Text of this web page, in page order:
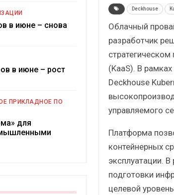
Deckhouse
Облачный
разработчик
стратегическом
(KaaS). В
Deckhouse
управляемого
Платформа
контейнерных
эксплуатации.
подготовки
целевой
в июне – снова
в июне – рост
ПРИКЛАДНОЕ ПО
для
Подкосят ли глобальные угрозы